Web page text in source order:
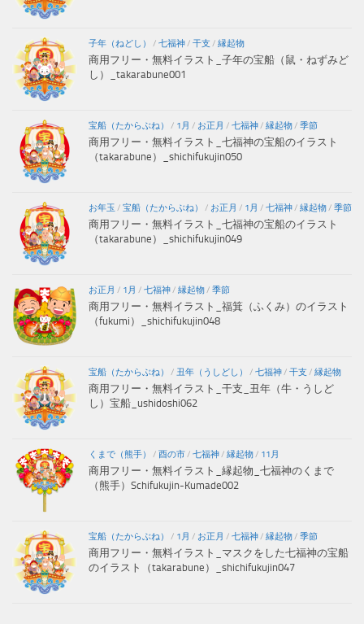
子年（ねどし） / 七福神/ 干支 / 縁起物
商用フリー・無料イラスト_子年の宝船（鼠・ねずみど
し）_takarabune001
宝船（たからぶね） / 1月 / お正月 / 七福神/ 縁起物/ 季節
商用フリー・無料イラスト_七福神の宝船のイラスト
（takarabune）_shichifukujin050
お年玉 / 宝船（たからぶね） / お正月 / 1月 / 七福神/ 縁起物/ 季節
商用フリー・無料イラスト_七福神の宝船のイラスト
（takarabune）_shichifukujin049
お正月 / 1月 / 七福神/ 縁起物/ 季節
商用フリー・無料イラスト_福箕（ふくみ）のイラスト
（fukumi）_shichifukujin048
宝船（たからぶね） / 丑年（うしどし） / 七福神/ 干支 / 縁起物
商用フリー・無料イラスト_干支_丑年（牛・うしど
し）宝船_ushidoshi062
くまで（熊手） / 酉の市/ 七福神/ 縁起物/ 11月
商用フリー・無料イラスト_縁起物_七福神のくまで
（熊手）Schifukujin-Kumade002
宝船（たからぶね） / 1月 / お正月 / 七福神/ 縁起物/ 季節
商用フリー・無料イラスト_マスクをした七福神の宝船
のイラスト（takarabune）_shichifukujin047